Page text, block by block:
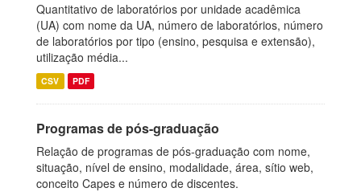
Quantitativo de laboratórios por unidade acadêmica
(UA) com nome da UA, número de laboratórios, número
de laboratórios por tipo (ensino, pesquisa e extensão),
utilização média...
CSV PDF
Programas de pós-graduação
Relação de programas de pós-graduação com nome,
situação, nível de ensino, modalidade, área, sítio web,
conceito Capes e número de discentes.